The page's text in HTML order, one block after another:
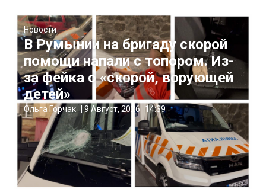
Новости
В Румынии на бригаду скорой
помощи напали с топором. Из-
за фейка о «скорой, ворующей
детей»
Ольга Горчак 9 Август, 2026 14:39